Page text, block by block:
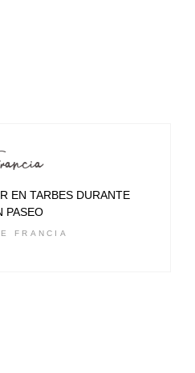
EN TARBES DURANTE
PASEO
FRANCIA